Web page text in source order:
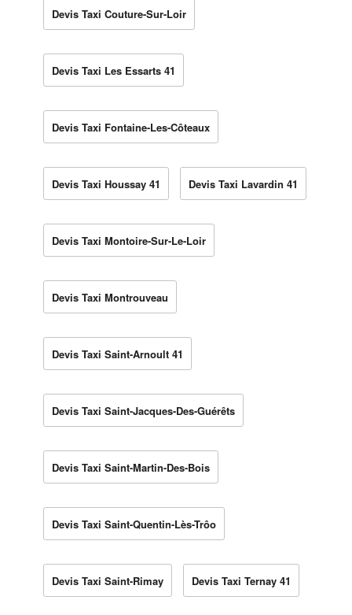
Devis Taxi Couture-Sur-Loir
Devis Taxi Les Essarts 41
Devis Taxi Fontaine-Les-Côteaux
Devis Taxi Houssay 41 Devis Taxi Lavardin 41
Devis Taxi Montoire-Sur-Le-Loir
Devis Taxi Montrouveau
Devis Taxi Saint-Arnoult 41
Devis Taxi Saint-Jacques-Des-Guérêts
Devis Taxi Saint-Martin-Des-Bois
Devis Taxi Saint-Quentin-Lès-Trôo
Devis Taxi Saint-Rimay Devis Taxi Ternay 41